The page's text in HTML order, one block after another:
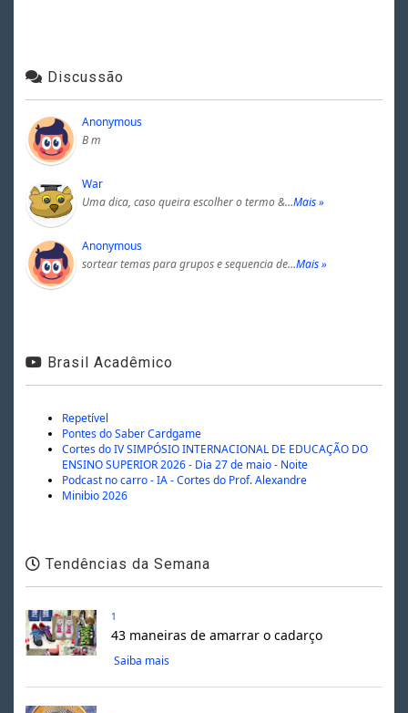
Discussão
Anonymous
B m
War
Uma dica, caso queira escolher o termo &…Mais »
Anonymous
sortear temas para grupos e sequencia de…Mais »
Brasil Acadêmico
Repetível
Pontes do Saber Cardgame
Cortes do IV SIMPÓSIO INTERNACIONAL DE EDUCAÇÃO DO
ENSINO SUPERIOR 2026 - Dia 27 de maio - Noite
Podcast no carro - IA - Cortes do Prof. Alexandre
Minibio 2026
Tendências da Semana
1
43 maneiras de amarrar o cadarço
Saiba mais